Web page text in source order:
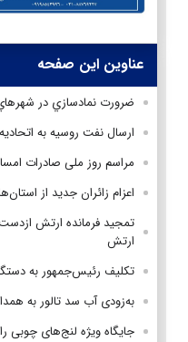
عناوین این صفحه
ضرورت نمادسازي در
ارسال نفت روسیه به
مراسم روز ملی صادرات
اعزام زائران جدید از
ارتش
تکلیف رئیس‌جمهور به
به‌زودی آب سد تالور به
جایگاه ویژه لنج‌های چوبی